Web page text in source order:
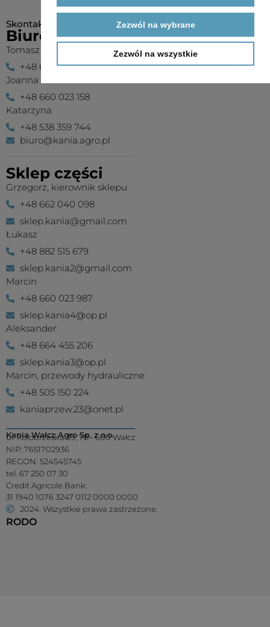
Zezwól na wybrane
Zezwól na wszystkie
Skontaktuj się z nami
Biuro maszyn
Tomasz
+48 668 386 224
Joanna
+48 660 023 158
Katarzyna
+48 538 359 744
biuro@kania.agro.pl
Sklep części
Grzegorz, kierownik sklepu
+48 662 040 098
sklep.kania@gmail.com
Łukasz
+48 882 515 679
sklep.kania2@gmail.com
Marcin
+48 660 023 987
sklep.kania4@op.pl
Aleksander
+48 664 455 206
sklep.kania3@op.pl
Marcin, przewody hydrauliczne
+48 505 150 224
kaniaprzew.23@onet.pl
Kania Wałcz Agro Sp. z o.o.
ul. Kołobrzeska 39, 78 - 600 Wałcz
NIP: 7651702936
REGON: 524545745
tel. 67 250 07 30
Credit Agricole Bank:
31 1940 1076 3247 0112 0000 0000
2024. Wszystkie prawa zastrzeżone.
RODO